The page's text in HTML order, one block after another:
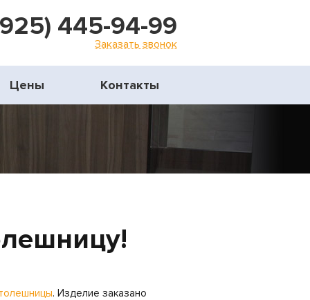
445-94-99
Заказать звонок
Цены Контакты
. Изделие заказано